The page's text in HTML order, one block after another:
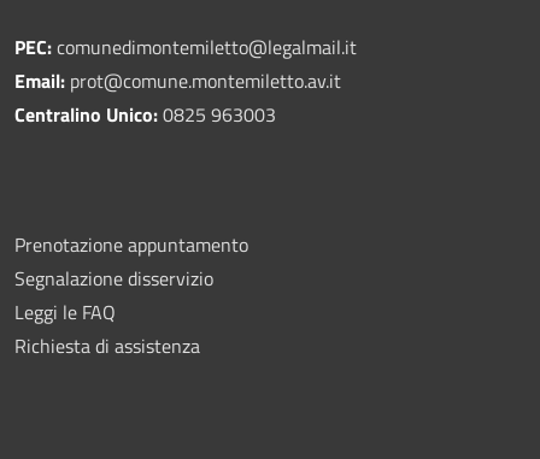
PEC:comunedimontemiletto@legalmail.it
Email: prot@comune.montemiletto.av.it
Centralino Unico:0825 963003
Prenotazione appuntamento
Segnalazione disservizio
Leggi le FAQ
Richiesta di assistenza